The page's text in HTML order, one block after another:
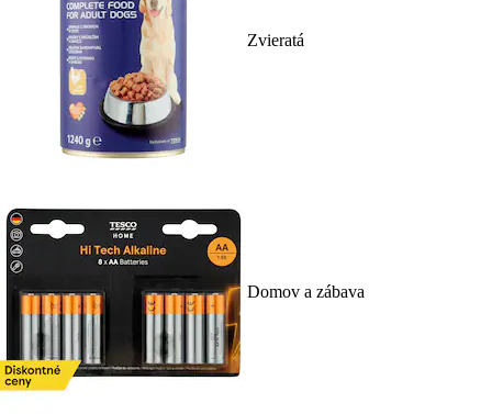
Zvieratá
Domov a zábava